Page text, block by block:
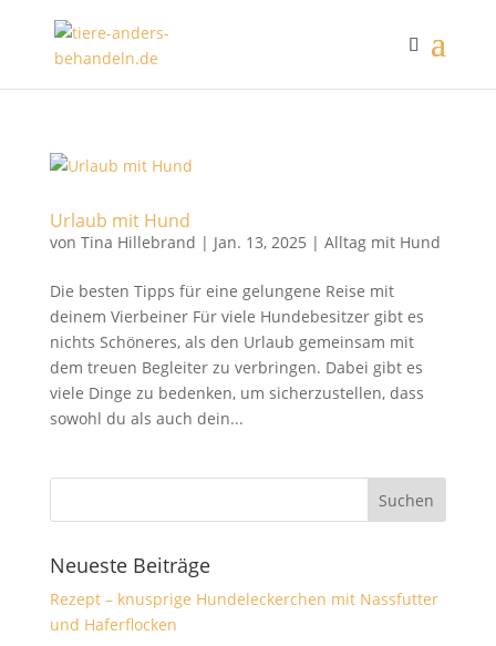
Urlaub mit Hund
von Tina Hillebrand | Jan. 13, 2025 | Alltag mit Hund
Die besten Tipps für eine gelungene Reise mit
deinem Vierbeiner Für viele Hundebesitzer gibt es
nichts Schöneres, als den Urlaub gemeinsam mit
dem treuen Begleiter zu verbringen. Dabei gibt es
viele Dinge zu bedenken, um sicherzustellen, dass
sowohl du als auch dein...
Neueste Beiträge
Rezept – knusprige Hundeleckerchen mit Nassfutter
und Haferflocken